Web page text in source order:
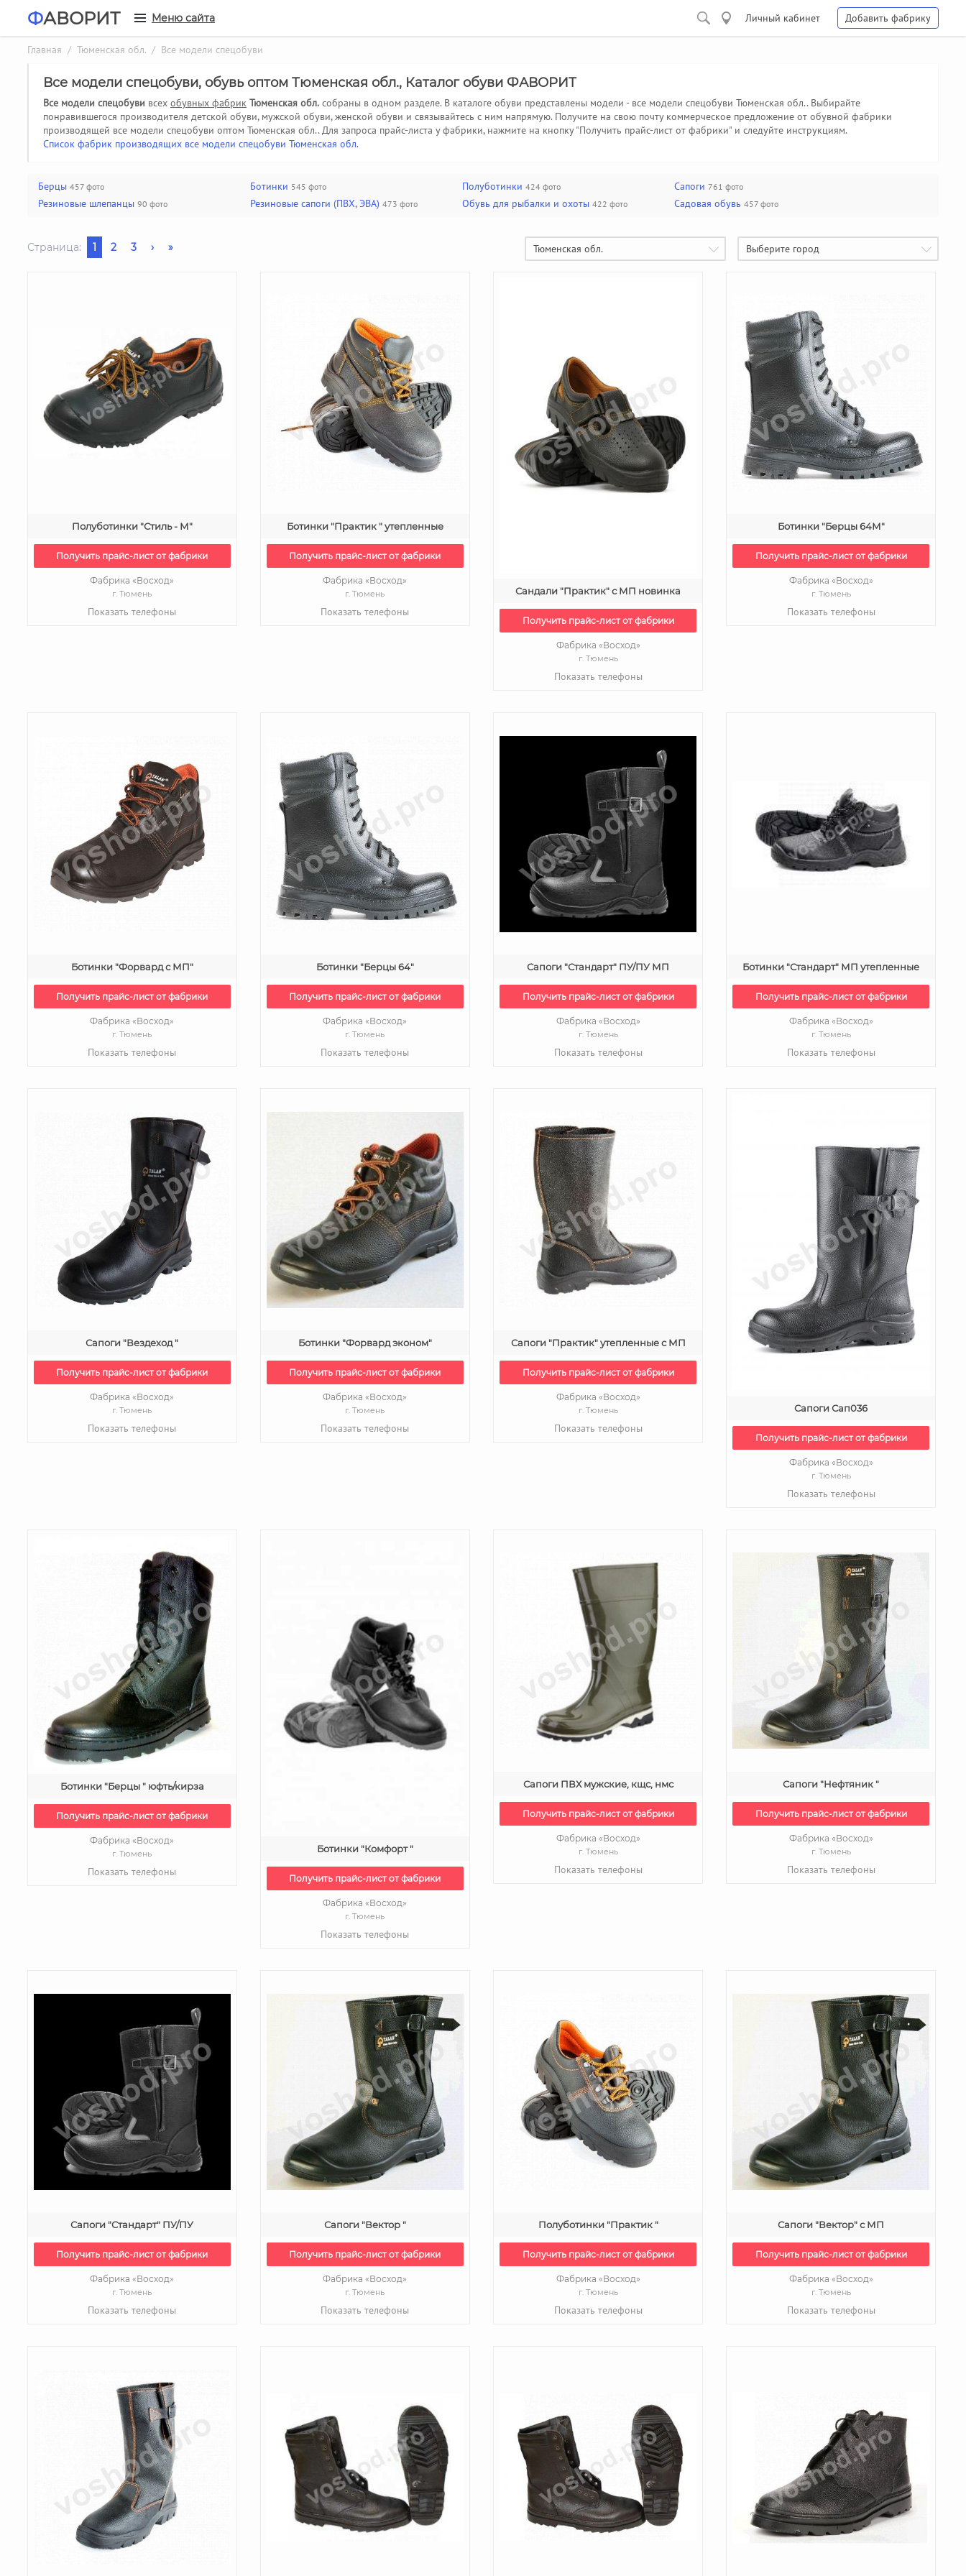
ФАВОРИТ Меню сайта Личный кабинет Добавить фабрику
Главная / Тюменская обл. / Все модели спецобуви
Все модели спецобуви, обувь оптом Тюменская обл., Каталог обуви ФАВОРИТ
Все модели спецобуви всех обувных фабрик Тюменская обл. собраны в одном разделе. В каталоге обуви представлены модели - все модели спецобуви Тюменская обл.. Выбирайте
понравившегося производителя детской обуви, мужской обуви, женской обуви и связывайтесь с ним напрямую. Получите на свою почту коммерческое предложение от обувной фабрики
производящей все модели спецобуви оптом Тюменская обл.. Для запроса прайс-листа у фабрики, нажмите на кнопку "Получить прайс-лист от фабрики" и следуйте инструкциям.
Список фабрик производящих все модели спецобуви Тюменская обл.
Берцы 457 фото Ботинки 545 фото Полуботинки 424 фото Сапоги 761 фото
Резиновые шлепанцы 90 фото Резиновые сапоги (ПВХ, ЭВА) 473 фото Обувь для рыбалки и охоты 422 фото Садовая обувь 457 фото
Страница: 1 2 3 › » Тюменская обл. Выберите город
Полуботинки "Стиль - М"
Получить прайс-лист от фабрики
Фабрика «Восход»
г. Тюмень
Показать телефоны
Ботинки "Практик " утепленные
Получить прайс-лист от фабрики
Фабрика «Восход»
г. Тюмень
Показать телефоны
Сандали "Практик" с МП новинка
Получить прайс-лист от фабрики
Фабрика «Восход»
г. Тюмень
Показать телефоны
Ботинки "Берцы 64М"
Получить прайс-лист от фабрики
Фабрика «Восход»
г. Тюмень
Показать телефоны
Ботинки "Форвард с МП"
Получить прайс-лист от фабрики
Фабрика «Восход»
г. Тюмень
Показать телефоны
Ботинки "Берцы 64"
Получить прайс-лист от фабрики
Фабрика «Восход»
г. Тюмень
Показать телефоны
Сапоги "Стандарт" ПУ/ПУ МП
Получить прайс-лист от фабрики
Фабрика «Восход»
г. Тюмень
Показать телефоны
Ботинки "Стандарт" МП утепленные
Получить прайс-лист от фабрики
Фабрика «Восход»
г. Тюмень
Показать телефоны
Сапоги "Вездеход "
Получить прайс-лист от фабрики
Фабрика «Восход»
г. Тюмень
Показать телефоны
Ботинки "Форвард эконом"
Получить прайс-лист от фабрики
Фабрика «Восход»
г. Тюмень
Показать телефоны
Сапоги "Практик" утепленные с МП
Получить прайс-лист от фабрики
Фабрика «Восход»
г. Тюмень
Показать телефоны
Сапоги Сап036
Получить прайс-лист от фабрики
Фабрика «Восход»
г. Тюмень
Показать телефоны
Ботинки "Берцы " юфть/кирза
Получить прайс-лист от фабрики
Фабрика «Восход»
г. Тюмень
Показать телефоны
Ботинки "Комфорт "
Получить прайс-лист от фабрики
Фабрика «Восход»
г. Тюмень
Показать телефоны
Сапоги ПВХ мужские, кщс, нмс
Получить прайс-лист от фабрики
Фабрика «Восход»
г. Тюмень
Показать телефоны
Сапоги "Нефтяник "
Получить прайс-лист от фабрики
Фабрика «Восход»
г. Тюмень
Показать телефоны
Сапоги "Стандарт" ПУ/ПУ
Получить прайс-лист от фабрики
Фабрика «Восход»
г. Тюмень
Показать телефоны
Сапоги "Вектор "
Получить прайс-лист от фабрики
Фабрика «Восход»
г. Тюмень
Показать телефоны
Полуботинки "Практик "
Получить прайс-лист от фабрики
Фабрика «Восход»
г. Тюмень
Показать телефоны
Сапоги "Вектор" с МП
Получить прайс-лист от фабрики
Фабрика «Восход»
г. Тюмень
Показать телефоны